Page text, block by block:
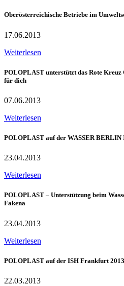
Oberösterreichische Betriebe im
17.06.2013
Weiterlesen
POLOPLAST unterstützt das Rote Kreuz
für dich
07.06.2013
Weiterlesen
POLOPLAST auf der WASSER
23.04.2013
Weiterlesen
POLOPLAST – Unterstützung beim
Fakena
23.04.2013
Weiterlesen
POLOPLAST auf der ISH Frankfurt 2013
22.03.2013